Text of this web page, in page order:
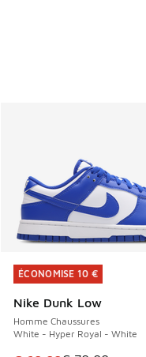
ÉCONOMISE 10 €
Nike Dunk Low
Homme Chaussures
White - Hyper Royal - White
ÉCONOMISE 10 €